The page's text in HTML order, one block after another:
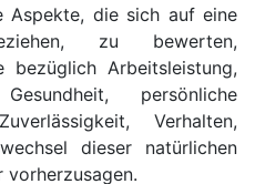
Aspekte, die sich auf eine
zu bewerten,
bezüglich Arbeitsleistung,
persönliche
Verhalten,
dieser natürlichen
vorherzusagen.